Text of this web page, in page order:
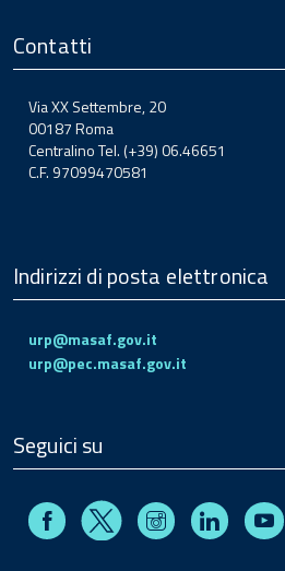
Contatti
Via XX Settembre, 20
00187 Roma
Centralino Tel. (+39) 06.46651
C.F. 97099470581
Indirizzi di posta elettronica
urp@masaf.gov.it
urp@pec.masaf.gov.it
Seguici su
FacebookX InstagramLinkedin